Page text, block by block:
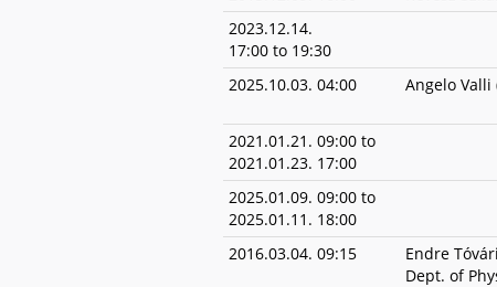
2023.12.14.
17:00 to 19:30
2025.10.03. 04:00 Angelo Valli
2021.01.21. 09:00 to
2021.01.23. 17:00
2025.01.09. 09:00 to
2025.01.11. 18:00
2016.03.04. 09:15
Endre
Dept. of